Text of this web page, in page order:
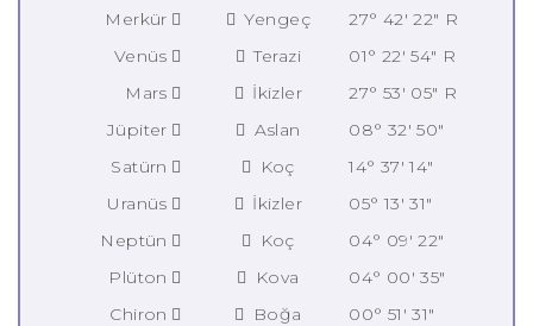
Merkür
Yengeç
27° 42' 22" R
Venüs
Terazi
01° 22' 54" R
Mars
İkizler
27° 53' 05" R
Jüpiter
Aslan
08° 32' 50"
Satürn
Koç
14° 37' 14"
Uranüs
İkizler
05° 13' 31"
Neptün
Koç
04° 09' 22"
Plüton
Kova
04° 00' 35"
Chiron
Boğa
00° 51' 31"